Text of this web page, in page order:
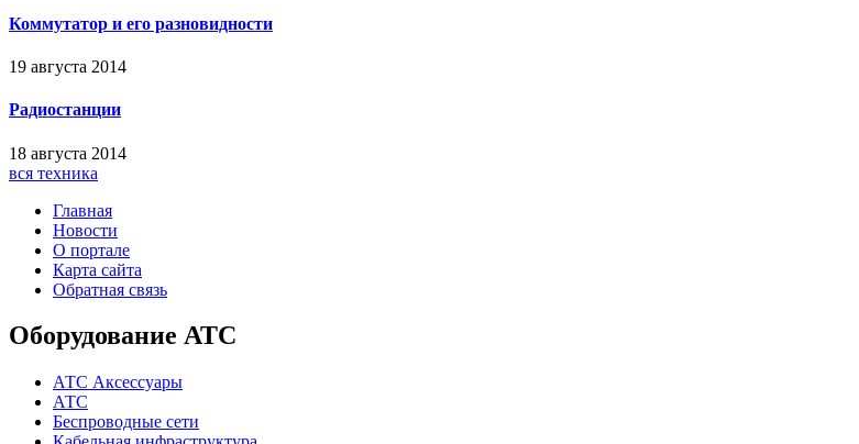
Коммутатор и его разновидности
19 августа 2014
Радиостанции
18 августа 2014
вся техника
Главная
Новости
О портале
Карта сайта
Обратная связь
Оборудование АТС
АТС Аксессуары
АТС
Беспроводные сети